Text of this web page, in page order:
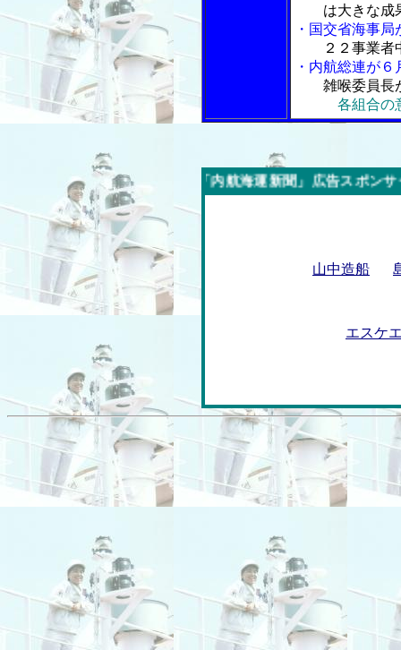
は大きな成
・国交省海事
２２事業
・内航総連が
雑喉委員長
各組合の
今週の「内航海運新聞」広告スポンサー企業
山中造船
エスケ